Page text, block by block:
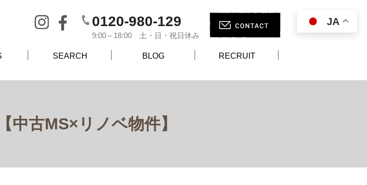
0120-980-129
9:00～18:00 土・日・祝日休み
SEARCH BLOG RECRUIT
中古MS×リノベ物件】
JA